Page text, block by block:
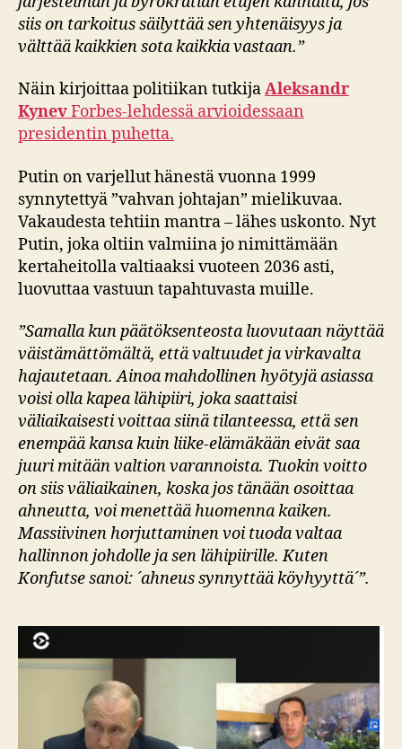
siis on tarkoitus säilyttää sen yhtenäisyys ja
välttää kaikkien sota kaikkia vastaan.”
Näin kirjoittaa politiikan tutkijaAleksandr
KynevForbes-lehdessä arvioidessaan
presidentin puhetta.
Putin on varjellut hänestä vuonna 1999
synnytettyä ”vahvan johtajan” mielikuvaa.
Vakaudesta tehtiin mantra – lähes uskonto. Nyt
Putin, joka oltiin valmiina jo nimittämään
kertaheitolla valtiaaksi vuoteen 2036 asti,
luovuttaa vastuun tapahtuvasta muille.
”Samalla kun päätöksenteosta luovutaan näyttää
väistämättömältä, että valtuudet ja virkavalta
hajautetaan. Ainoa mahdollinen hyötyjä asiassa
voisi olla kapea lähipiiri, joka saattaisi
väliaikaisesti voittaa siinä tilanteessa, että sen
enempää kansa kuin liike-elämäkään eivät saa
juuri mitään valtion varannoista. Tuokin voitto
on siis väliaikainen, koska jos tänään osoittaa
ahneutta, voi menettää huomenna kaiken.
Massiivinen horjuttaminen voi tuoda valtaa
hallinnon johdolle ja sen lähipiirille. Kuten
Konfutse sanoi: ´ahneus synnyttää köyhyyttä´”.